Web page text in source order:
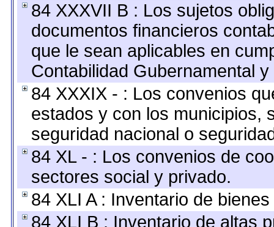
84 XXXVII B : Los sujetos
documentos financieros
que le sean aplicables en
Contabilidad Gubernamental
84 XXXIX - : Los convenios
estados y con los municipios,
seguridad nacional o
84 XL - : Los convenios de
sectores social y privado.
84 XLI A : Inventario de
84 XLI B : Inventario de altas